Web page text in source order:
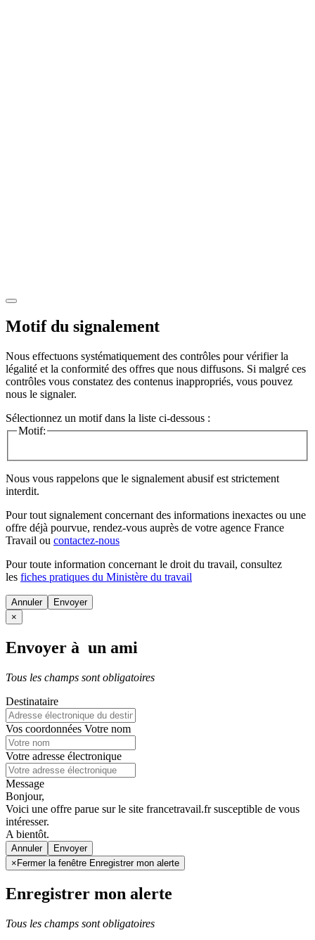
Motif du signalement
Nous effectuons systématiquement des contrôles pour vérifier la
légalité et la conformité des offres que nous diffusons. Si malgré ces
contrôles vous constatez des contenus inappropriés, vous pouvez
nous le signaler.
Sélectionnez un motif dans la liste ci-dessous :
Motif:
Nous vous rappelons que le signalement abusif est strictement
interdit.
Pour tout signalement concernant des informations inexactes ou une
offre déjà pourvue, rendez-vous auprès de votre agence France
Travail ou contactez-nous
Pour toute information concernant le droit du travail, consultez
les fiches pratiques du Ministère du travail
Annuler
×
Envoyer à un ami
Tous les champs sont obligatoires
Destinataire
Vos coordonnées Votre nom
Votre adresse électronique
Message
Bonjour,
Voici une offre parue sur le site francetravail.fr susceptible de vous
intéresser.
A bientôt.
Annuler
× Fermer la fenêtre Enregistrer mon alerte
Enregistrer mon alerte
Tous les champs sont obligatoires